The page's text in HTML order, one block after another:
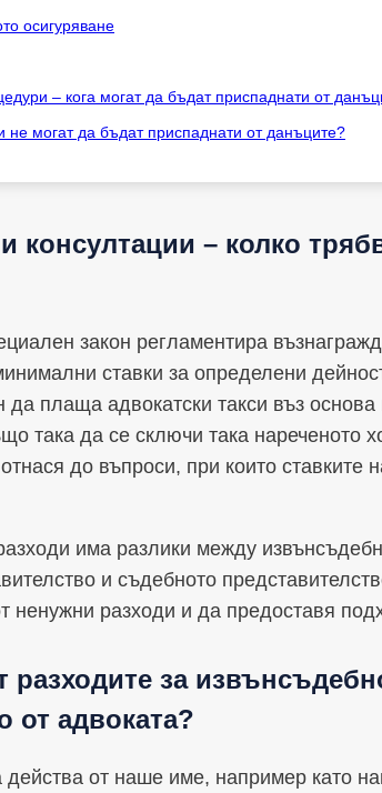
осигуряване
– кога могат да бъдат приспаднати от
не могат да бъдат приспаднати от данъците?
консултации – колко
закон регламентира
ставки за определени
плаща адвокатски такси въз основа
така да се сключи така нареченото
до въпроси, при които ставките
има разлики между
и съдебното
ненужни разходи и да предоставя
разходите за
от адвоката?
действа от наше име, например като